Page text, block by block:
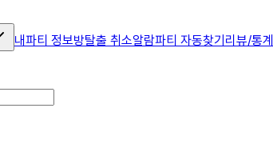
내파티 정보방탈출 취소알람파티 자동찾기리뷰/통계